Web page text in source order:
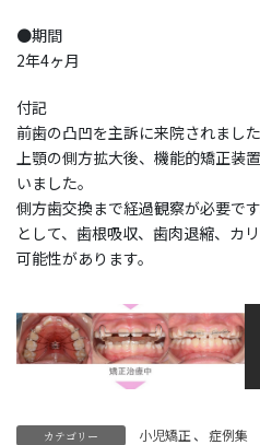
●期間
2年4ヶ月
付記
前歯の凸凹を主訴に来院されました
上顎の側方拡大後、機能的矯正装
いました。
側方歯交換まで経過観察が必要で
として、歯根吸収、歯肉退縮、カ
可能性があります。
カテゴリー 小児矯正 、 症例集